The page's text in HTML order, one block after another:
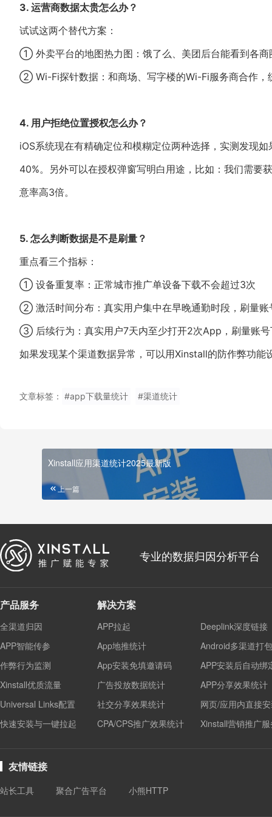
3. 运营商数据太贵怎么办？
试试这两个替代方案：
① 外卖平台的地图热力图：饿了么、美团后台能看到各
② Wi-Fi探针数据：和商场、写字楼的Wi-Fi服务商合作，
4. 用户拒绝位置授权怎么办？
iOS系统现在有精确定位和模糊定位两种选择，实测发现
40%。另外可以在授权弹窗写明白用途，比如：我们需要
意率高3倍。
5. 怎么判断数据是不是刷量？
重点看三个指标：
① 设备重复率：正常城市推广单设备下载不会超过3次
② 激活时间分布：真实用户集中在早晚通勤时段，刷量账
③ 后续行为：真实用户7天内至少打开2次App，刷量账号
如果发现某个渠道数据异常，可以用Xinstall的防作弊功
文章标签： #app下载量统计 #渠道统计
Xinstall应用渠道统计2025最新版
上一篇
专业的数据归因分析平台
产品服务
全渠道归因
APP智能传参
作弊行为监测
Xinstall优质流量
Universal Links配置
快速安装与一键拉起
解决方案
APP拉起
Deeplink深度链接
App地推统计
Android多渠道打包
App安装免填邀请码
APP安装后自动绑
广告投放数据统计
APP分享效果统计
社交分享效果统计
网页/应用内直接
CPA/CPS推广效果统计
Xinstall营销推广
友情链接
站长工具 聚合广告平台 小熊HTTP